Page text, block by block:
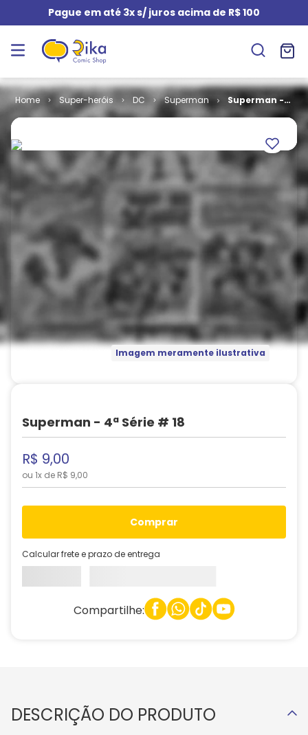
Pague em até 3x s/ juros acima de R$ 100
Super-heróis DC Superman
Superman -
4ª Série # 18
Imagem meramente ilustrativa
Superman - 4ª Série # 18
R$ 9,00
ou 1x de R$ 9,00
comprar
Calcular frete e prazo de entrega
Compartilhe:
DESCRIÇÃO DO PRODUTO